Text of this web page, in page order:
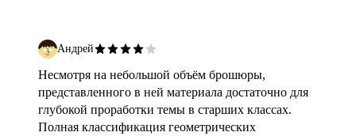
Андрей
Несмотря на небольшой объём брошюры,
представленного в ней материала достаточно для
глубокой проработки темы в старших классах.
Полная классификация геометрических